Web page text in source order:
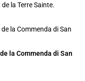
de la Terre Sainte.
la Commenda di San